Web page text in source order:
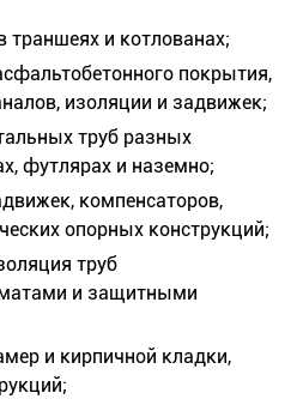
траншеях и котлованах;
покрытия,
изоляции и задвижек;
труб разных
футлярах и наземно;
компенсаторов,
опорных конструкций;
труб
и защитными
и кирпичной кладки,